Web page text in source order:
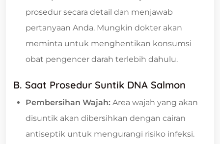
prosedur secara detail dan menjawab
pertanyaan Anda. Mungkin dokter akan
meminta untuk menghentikan konsumsi
obat pengencer darah terlebih dahulu.
B. Saat Prosedur Suntik DNA Salmon
Pembersihan Wajah: Area wajah yang akan
disuntik akan dibersihkan dengan cairan
antiseptik untuk mengurangi risiko infeksi.